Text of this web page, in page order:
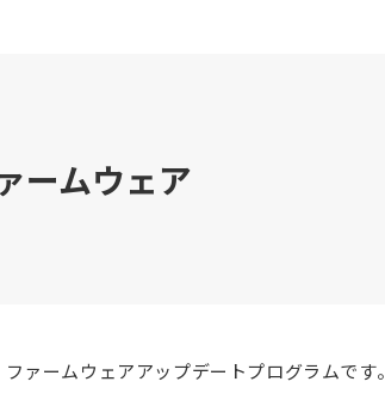
ームウェア
ァームウェアアップデートプログラムです。